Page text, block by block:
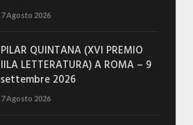
7 Agosto 2026
PILAR QUINTANA (XVI PREMIO
IILA LETTERATURA) A ROMA – 9
settembre 2026
7 Agosto 2026